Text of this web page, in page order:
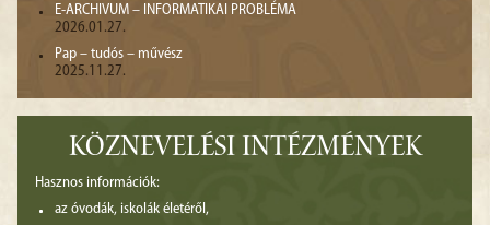
E-ARCHIVUM – INFORMATIKAI PROBLÉMA
2026.01.27.
Pap – tudós – művész
2025.11.27.
KÖZNEVELÉSI INTÉZMÉNYEK
Hasznos információk:
az óvodák, iskolák életéről,